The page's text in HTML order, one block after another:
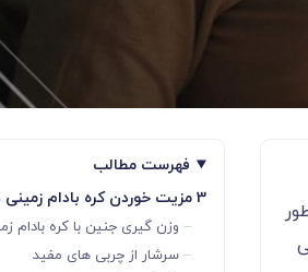
فهرست مطالب
3 مزیت خوردن کره بادام زمینی در بارداری
وزن گیری جنین با کره بادام
سرشار از چربی های مفید